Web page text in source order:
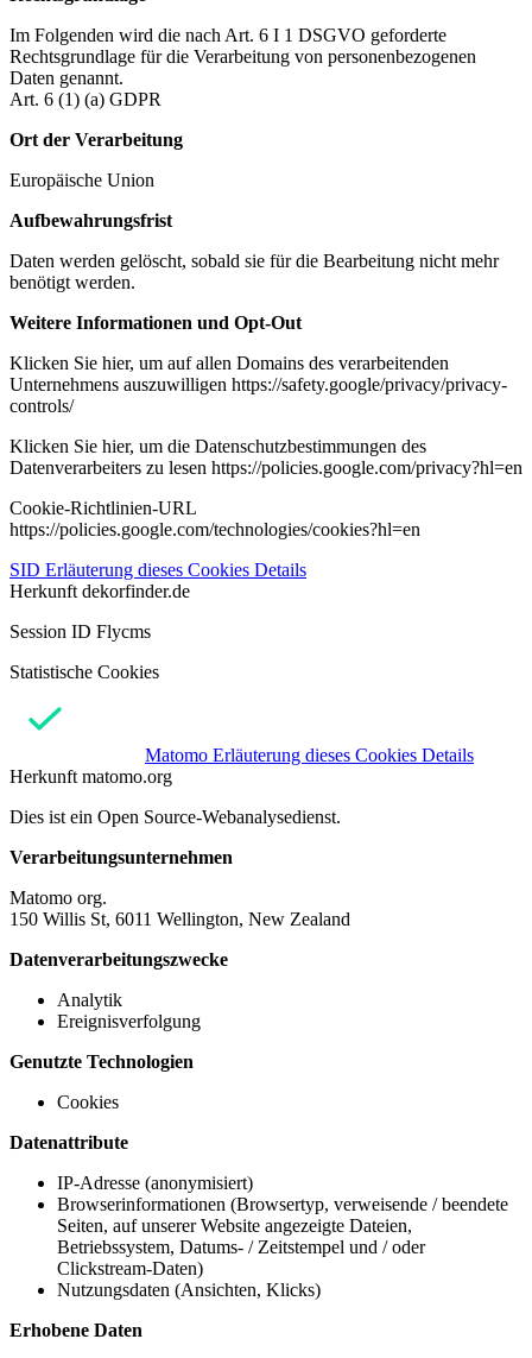
Im Folgenden wird die nach Art. 6 I 1 DSGVO geforderte
Rechtsgrundlage für die Verarbeitung von personenbezogenen
Daten genannt.
Art. 6 (1) (a) GDPR
Ort der Verarbeitung
Europäische Union
Aufbewahrungsfrist
Daten werden gelöscht, sobald sie für die Bearbeitung nicht mehr
benötigt werden.
Weitere Informationen und Opt-Out
Klicken Sie hier, um auf allen Domains des verarbeitenden
Unternehmens auszuwilligen https://safety.google/privacy/privacy-
controls/
Klicken Sie hier, um die Datenschutzbestimmungen des
Datenverarbeiters zu lesen https://policies.google.com/privacy?hl=en
Cookie-Richtlinien-URL
https://policies.google.com/technologies/cookies?hl=en
SID Erläuterung dieses Cookies Details
Herkunft dekorfinder.de
Session ID Flycms
Statistische Cookies
Matomo Erläuterung dieses Cookies Details
Herkunft matomo.org
Dies ist ein Open Source-Webanalysedienst.
Verarbeitungsunternehmen
Matomo org.
150 Willis St, 6011 Wellington, New Zealand
Datenverarbeitungszwecke
Analytik
Ereignisverfolgung
Genutzte Technologien
Cookies
Datenattribute
IP-Adresse (anonymisiert)
Browserinformationen (Browsertyp, verweisende / beendete
Seiten, auf unserer Website angezeigte Dateien,
Betriebssystem, Datums- / Zeitstempel und / oder
Clickstream-Daten)
Nutzungsdaten (Ansichten, Klicks)
Erhobene Daten